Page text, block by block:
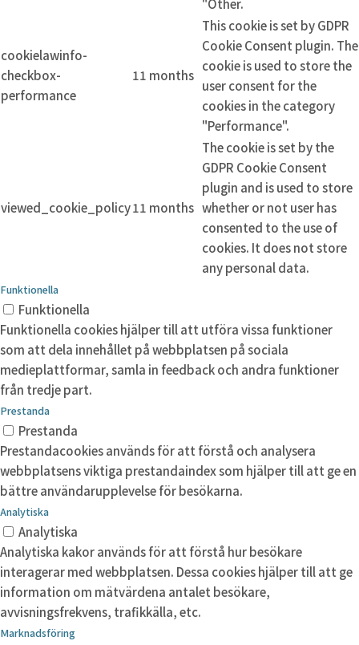
"Other.
cookielawinfo-
checkbox-
performance
11 months
This cookie is set by GDPR
Cookie Consent plugin. The
cookie is used to store the
user consent for the
cookies in the category
"Performance".
viewed_cookie_policy11 months
The cookie is set by the
GDPR Cookie Consent
plugin and is used to store
whether or not user has
consented to the use of
cookies. It does not store
any personal data.
Funktionella
Funktionella
Funktionella cookies hjälper till att utföra vissa funktioner
som att dela innehållet på webbplatsen på sociala
medieplattformar, samla in feedback och andra funktioner
från tredje part.
Prestanda
Prestanda
Prestandacookies används för att förstå och analysera
webbplatsens viktiga prestandaindex som hjälper till att ge en
bättre användarupplevelse för besökarna.
Analytiska
Analytiska
Analytiska kakor används för att förstå hur besökare
interagerar med webbplatsen. Dessa cookies hjälper till att ge
information om mätvärdena antalet besökare,
avvisningsfrekvens, trafikkälla, etc.
Marknadsföring